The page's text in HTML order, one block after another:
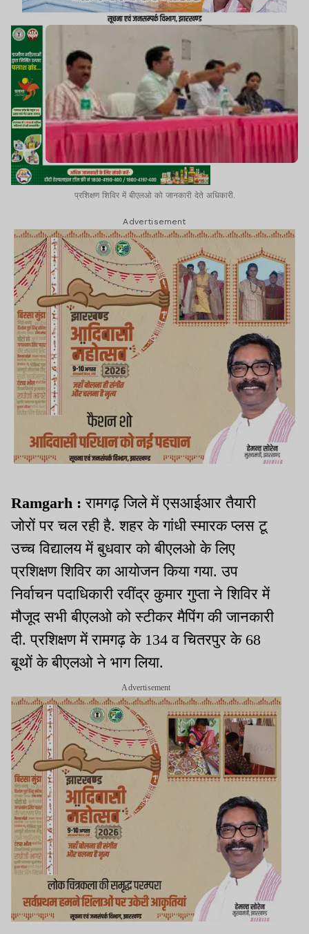
प्रशिक्षण शिविर में बीएलओ को जानकारी देते अधिकारी.
Advertisement
Ramgarh :रामगढ़ जिले में एसआईआर तैयारी
जोरों पर चल रही है. शहर के गांधी स्मारक प्लस टू
उच्च विद्यालय में बुधवार को बीएलओ के लिए
प्रशिक्षण शिविर का आयोजन किया गया. उप
निर्वाचन पदाधिकारी रवींद्र कुमार गुप्ता ने शिविर में
मौजूद सभी बीएलओ को स्टीकर मैपिंग की जानकारी
दी. प्रशिक्षण में रामगढ़ के 134 व चितरपुर के 68
बूथों के बीएलओ ने भाग लिया.
Advertisement